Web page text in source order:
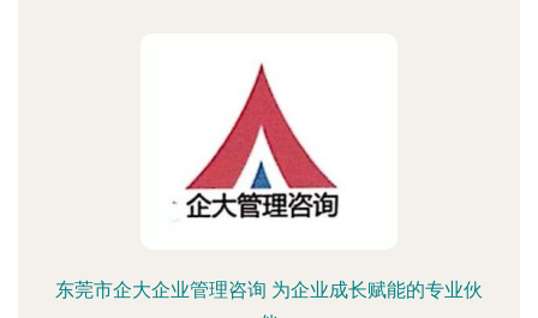
东莞市企大企业管理咨询 为企业成长赋能的专业伙